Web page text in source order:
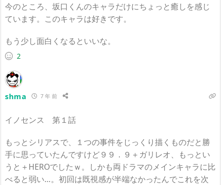
今のところ、坂口くんのキャラだけにちょっと癒しを感じ
ています。このキャラは好きです。
もう少し面白くなるといいな。
2
shma 7 年 前
イノセンス 第１話
もっとシリアスで、１つの事件をじっくり描くものだと勝
手に思っていたんですけど９９．９＋ガリレオ、もっとい
うと＋HEROでしたｗ。しかも両ドラマのメインキャラに比
べると弱い…。初回は既視感が半端なかったんでこれを次